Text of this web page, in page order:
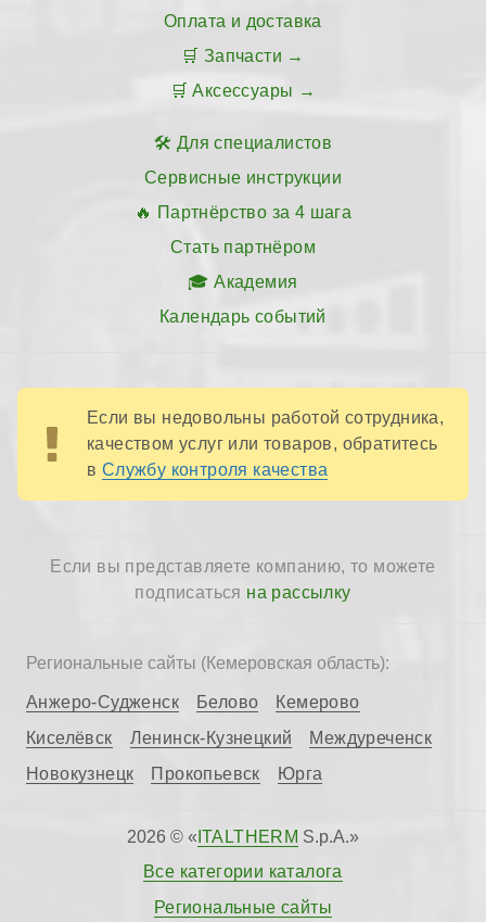
Оплата и доставка
Запчасти
Аксессуары
Для специалистов
Сервисные инструкции
Партнёрство за 4 шага
Стать партнёром
Академия
Календарь событий
Если вы недовольны работой сотрудника,
качеством услуг или товаров, обратитесь
в Службу контроля качества
Если вы представляете компанию, то можете
подписаться на рассылку
Региональные сайты (Кемеровская область):
Анжеро-Судженск Белово
Кемерово
Киселёвск
Ленинск-Кузнецкий
Междуреченск
Новокузнецк
Прокопьевск Юрга
2026 © « ITALTHERM S.p.A.»
Все категории каталога
Региональные сайты